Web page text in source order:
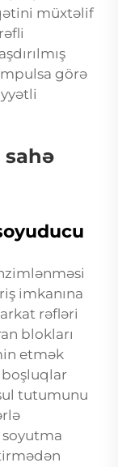
müxtəlif
görə
sahə
imkanına
rəfləri
blokları
etmək
tutumunu